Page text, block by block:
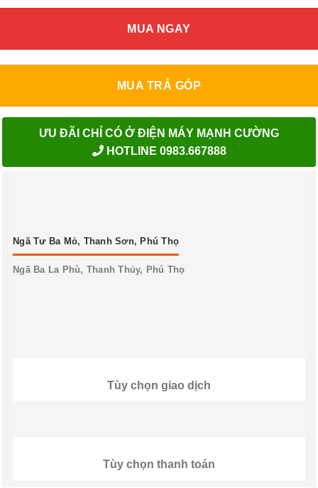
MUA NGAY
MUA TRẢ GÓP
ƯU ĐÃI CHỈ CÓ Ở ĐIỆN MÁY MẠNH CƯỜNG
HOTLINE 0983.667888
Ngã Tư Ba Mỏ, Thanh Sơn, Phú Thọ
Ngã Ba La Phù, Thanh Thủy, Phú Thọ
Tùy chọn giao dịch
Tùy chọn thanh toán